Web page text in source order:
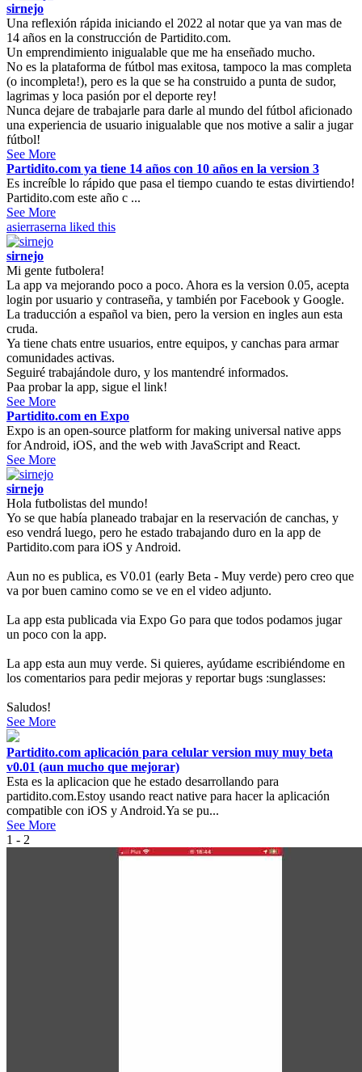
sirnejo
Una reflexión rápida iniciando el 2022 al notar que ya van mas de
14 años en la construcción de Partidito.com.
Un emprendimiento inigualable que me ha enseñado mucho.
No es la plataforma de fútbol mas exitosa, tampoco la mas completa
(o incompleta!), pero es la que se ha construido a punta de sudor,
lagrimas y loca pasión por el deporte rey!
Nunca dejare de trabajarle para darle al mundo del fútbol aficionado
una experiencia de usuario inigualable que nos motive a salir a jugar
fútbol!
See More
Partidito.com ya tiene 14 años con 10 años en la version 3
Es increíble lo rápido que pasa el tiempo cuando te estas divirtiendo!
Partidito.com este año c ...
See More
asierraserna liked this
sirnejo
Mi gente futbolera!
La app va mejorando poco a poco. Ahora es la version 0.05, acepta
login por usuario y contraseña, y también por Facebook y Google.
La traducción a español va bien, pero la version en ingles aun esta
cruda.
Ya tiene chats entre usuarios, entre equipos, y canchas para armar
comunidades activas.
Seguiré trabajándole duro, y los mantendré informados.
Paa probar la app, sigue el link!
See More
Partidito.com en Expo
Expo is an open-source platform for making universal native apps
for Android, iOS, and the web with JavaScript and React.
See More
sirnejo
Hola futbolistas del mundo!
Yo se que había planeado trabajar en la reservación de canchas, y
eso vendrá luego, pero he estado trabajando duro en la app de
Partidito.com para iOS y Android.
Aun no es publica, es V0.01 (early Beta - Muy verde) pero creo que
va por buen camino como se ve en el video adjunto.
La app esta publicada via Expo Go para que todos podamos jugar
un poco con la app.
La app esta aun muy verde. Si quieres, ayúdame escribiéndome en
los comentarios para pedir mejoras y reportar bugs :sunglasses:
Saludos!
See More
Partidito.com aplicación para celular version muy muy beta
v0.01 (aun mucho que mejorar)
Esta es la aplicacion que he estado desarrollando para
partidito.com.Estoy usando react native para hacer la aplicación
compatible con iOS y Android.Ya se pu...
See More
1 - 2